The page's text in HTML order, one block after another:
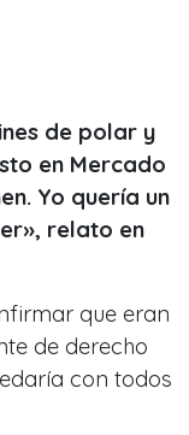
de polar y
en Mercado
Yo quería un
relato en
que eran
de derecho
con todos